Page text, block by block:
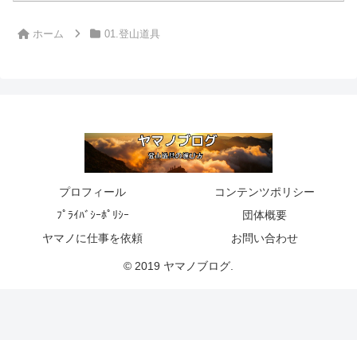
ホーム 01.登山道具
プロフィール
コンテンツポリシー
ﾌﾟﾗｲﾊﾞｼｰﾎﾟﾘｼｰ
団体概要
ヤマノに仕事を依頼
お問い合わせ
© 2019 ヤマノブログ.